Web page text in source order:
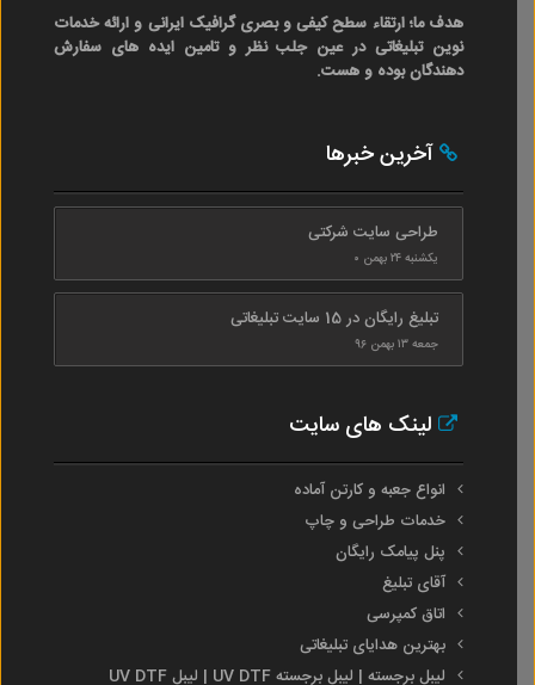
هدف ما؛ ارتقاء سطح کیفی و بصری گرافیک ایرانی و ارائه خدمات
نوین تبلیغاتی در عین جلب نظر و تامین ایده های سفارش
دهندگان بوده و هست.
آخرین خبرها
طراحی سایت شرکتی
یکشنبه ۲۴ بهمن ۰
تبلیغ رایگان در 15 سایت تبلیغاتی
جمعه ۱۳ بهمن ۹۶
لینک های سایت
انواع جعبه و کارتن آماده
خدمات طراحی و چاپ
پنل پیامک رایگان
آقای تبلیغ
اتاق کمپرسی
بهترین هدایای تبلیغاتی
لیبل برجسته | لیبل برجسته UV DTF | لیبل UV DTF